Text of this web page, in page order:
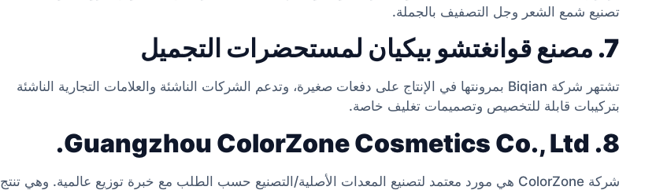
تصنيع شمع الشعر وجل التصفيف بالجملة.
7. مصنع قوانغتشو بيكيان لمستحضرات التجميل
تشتهر شركة Biqian بمرونتها في الإنتاج على دفعات صغيرة، وتدعم الشركات الناشئة والعلامات التجارية الناشئة
بتركيبات قابلة للتخصيص وتصميمات تغليف خاصة.
8. Guangzhou ColorZone Cosmetics Co., Ltd.
شركة ColorZone هي مورد معتمد لتصنيع المعدات الأصلية/التصنيع حسب الطلب مع خبرة توزيع عالمية. وهي تنتج